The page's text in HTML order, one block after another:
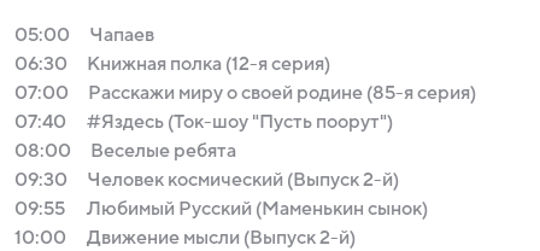
05:00
Чапаев
06:30
Книжная полка (12-я серия)
07:00
Расскажи миру о своей родине (85-я серия)
07:40
#Яздесь (Ток-шоу "Пусть поорут")
08:00
Веселые ребята
09:30
Человек космический (Выпуск 2-й)
09:55
Любимый Русский (Маменькин сынок)
10:00
Движение мысли (Выпуск 2-й)